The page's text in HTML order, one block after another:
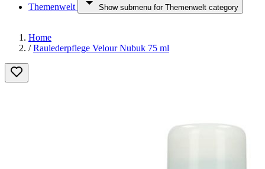
Themenwelt Show submenu for Themenwelt category
Home
/ Raulederpflege Velour Nubuk 75 ml